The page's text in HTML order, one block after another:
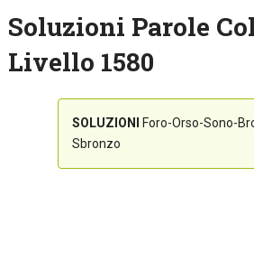
Soluzioni Parole
Livello 1580
SOLUZIONI
Foro-Orso-Sono-
Sbronzo